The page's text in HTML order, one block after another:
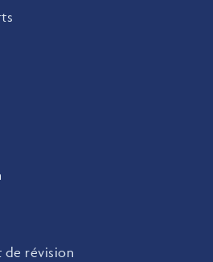
de révision